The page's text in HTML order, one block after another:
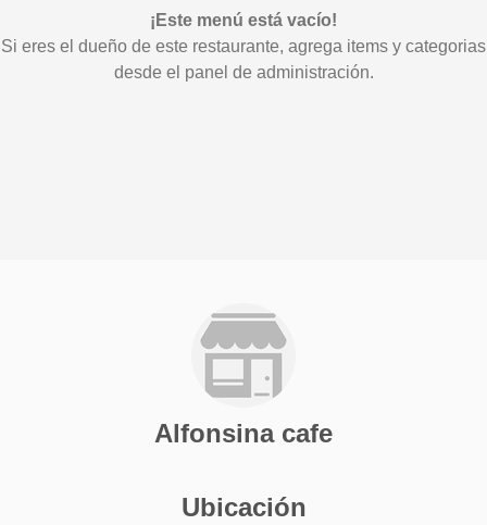
¡Este menú está vacío!
Si eres el dueño de este restaurante, agrega items y categorias
desde el panel de administración.
Alfonsina cafe
Ubicación